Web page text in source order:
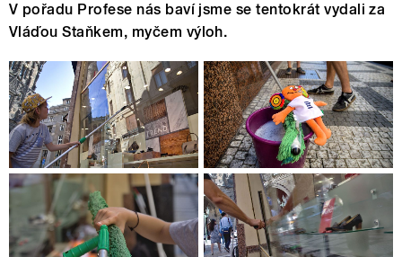
V pořadu Profese nás baví jsme se tentokrát vydali za
Vláďou Staňkem, myčem výloh.